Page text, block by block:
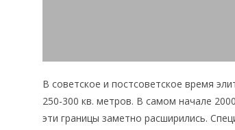
В советское и постсоветское время
250-300 кв. метров. В самом начале
эти границы заметно расширились.